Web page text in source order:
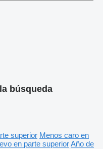
búsqueda
superior Menos caro en
en parte superiorAño de